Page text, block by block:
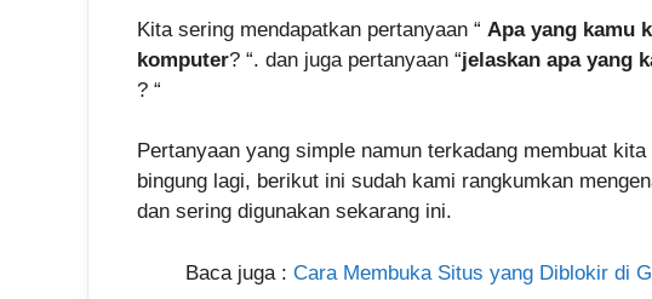
Kita sering mendapatkan pertanyaan “ Apa yang kamu
komputer? “. dan juga pertanyaan “jelaskan apa yang
? “
Pertanyaan yang simple namun terkadang membuat
bingung lagi, berikut ini sudah kami rangkumkan
dan sering digunakan sekarang ini.
Baca juga : Cara Membuka Situs yang Diblokir di